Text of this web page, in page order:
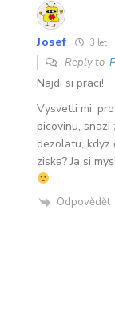
Josef 3 let
Reply to
Najdi si praci!
Vysvetli mi,
picovinu,
dezolatu, kdyz
ziska? Ja si
Odpovědět